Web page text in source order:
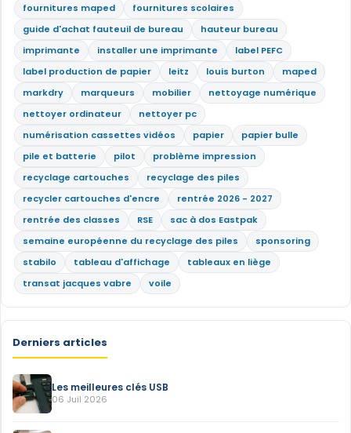
fournitures maped
fournitures scolaires
guide d'achat fauteuil de bureau
hauteur bureau
imprimante
installer une imprimante
label PEFC
label production de papier
leitz louis burton
maped
markdry
marqueurs mobilier
nettoyage numérique
nettoyer ordinateur
nettoyer pc
numérisation cassettes vidéos
papier
papier bulle
pile et batterie
pilot
problème impression
recyclage cartouches
recyclage des piles
recycler cartouches d'encre
rentrée 2026 - 2027
rentrée des classes
RSE
sac à dos Eastpak
semaine européenne du recyclage des piles
sponsoring
stabilo
tableau d'affichage
tableaux en liège
transat jacques vabre
voile
Derniers articles
Les meilleures clés USB
06 Juil 2026